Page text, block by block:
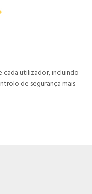
utilizador, incluindo
de segurança mais